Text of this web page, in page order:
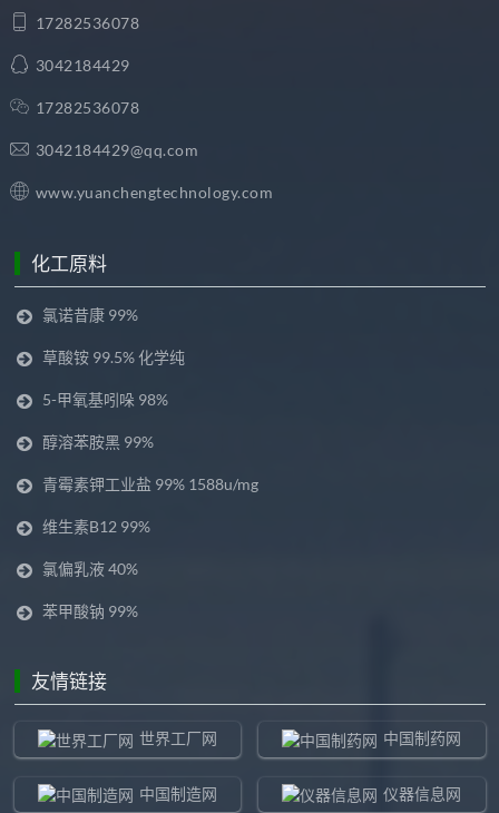
17282536078
3042184429
17282536078
3042184429@qq.com
www.yuanchengtechnology.com
化工原料
氯诺昔康 99%
草酸铵 99.5% 化学纯
5-甲氧基吲哚 98%
醇溶苯胺黑 99%
青霉素钾工业盐 99% 1588u/mg
维生素B12 99%
氯偏乳液 40%
苯甲酸钠 99%
友情链接
世界工厂网 中国制药网
中国制造网 仪器信息网